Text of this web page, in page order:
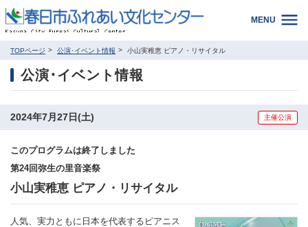
MENU
TOPページ 公演･イベント情報 小山実稚恵 ピアノ・リサイタル
公演･イベント情報
2024年7月27日(土) 主催公演
このプログラムは終了しました
第24回弥生の里音楽祭
小山実稚恵 ピアノ・リサイタル
人気、実力ともに日本を代表するピアニス